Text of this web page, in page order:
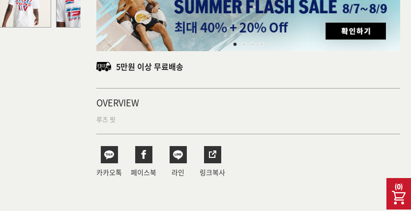
(0)
5만원 이상 무료배송
OVERVIEW
루즈 핏
카카오톡 페이스북 라인 링크복사